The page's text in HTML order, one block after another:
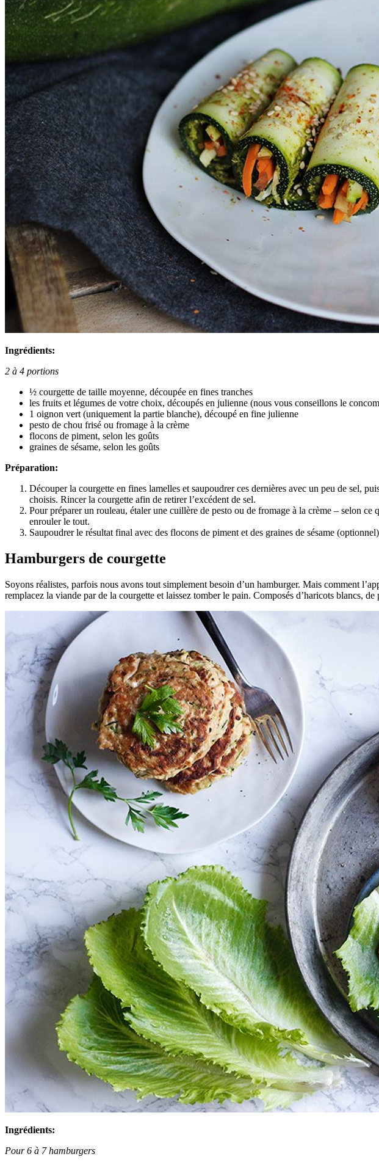
Ingrédients:
2 à 4 portions
½ courgette de taille moyenne, découpée en fines tranches
les fruits et légumes de votre choix, découpés en julienne (nous vous conseillons le
1 oignon vert (uniquement la partie blanche), découpé en fine julienne
pesto de chou frisé ou fromage à la crème
flocons de piment, selon les goûts
graines de sésame, selon les goûts
Préparation:
Découper la courgette en fines lamelles et saupoudrer ces dernières avec un peu de sel,
choisis. Rincer la courgette afin de retirer l’excédent de sel.
Pour préparer un rouleau, étaler une cuillère de pesto ou de fromage à la crème – selon
enrouler le tout.
Saupoudrer le résultat final avec des flocons de piment et des graines de sésame
Hamburgers de courgette
Soyons réalistes, parfois nous avons tout simplement besoin d’un hamburger. Mais comment
remplacez la viande par de la courgette et laissez tomber le pain. Composés d’haricots blancs,
Ingrédients:
Pour 6 à 7 hamburgers